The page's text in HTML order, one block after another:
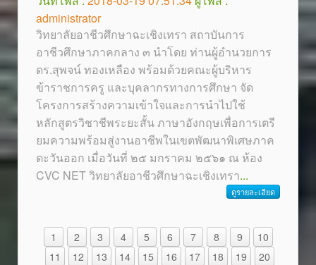
administrator
วิทยาลัยอาชีวศึกษาฉะเชิงเทรา สถาบันการ
อาชีวศึกษาภาคกลาง ๓ นำโดย ท่านผู้อำนวยการ
ดร.สุพจน์ ทองเหลือง พร้อมด้วยคณะผู้บริหาร
ข้าราชการครู และบุคลากรทางการศึกษา จัด
โครงการสร้างความเข้าใจและการนำไปใช้
หลักสูตรวิชาชีพระยะสั้น ภาษาอังกฤษเพื่อการเตรี
ยมความพร้อมสู่งานอาชีพในเขตพัฒนาพิเศษภาค
ตะวันออก เมื่อวันที่ ๒๕ มกราคม ๒๕๖๑ ณ ห้อง
CVC NET วิทยาลัยอาชีวศึกษาฉะเชิงเทรา...
ดูรายละเอียด
1 2 3 4 5 6 7 8 9
10
11
12 13 14 15 16 17 18 19
20